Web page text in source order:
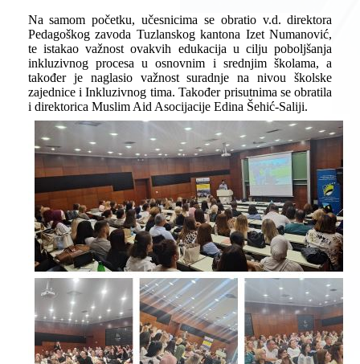
Na samom početku, učesnicima se obratio v.d. direktora
Pedagoškog zavoda Tuzlanskog kantona Izet Numanović,
te istakao važnost ovakvih edukacija u cilju poboljšanja
inkluzivnog procesa u osnovnim i srednjim školama, a
također je naglasio važnost suradnje na nivou školske
zajednice i Inkluzivnog tima. Također prisutnima se obratila
i direktorica Muslim Aid Asocijacije Edina Šehić-Saliji.